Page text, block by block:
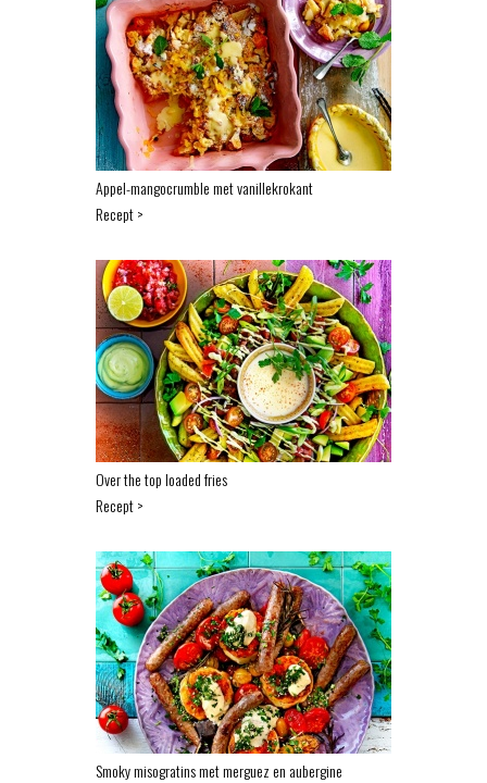
Appel-mangocrumble met vanillekrokant
Recept >
Over the top loaded fries
Recept >
Smoky misogratins met merguez en aubergine